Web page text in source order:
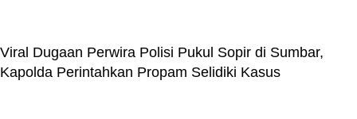
Viral Dugaan Perwira Polisi Pukul Sopir di Sumbar,
Kapolda Perintahkan Propam Selidiki Kasus